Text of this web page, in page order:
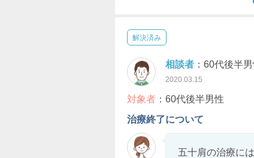
解決済み
相談者 ：60代後半
2020.03.15
対象者 ：60代後半男性
治療終了について
五十肩の治療に